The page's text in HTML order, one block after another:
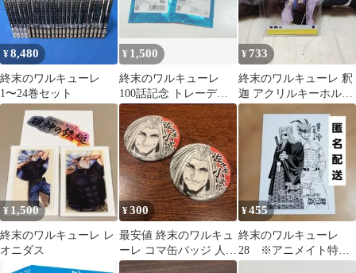
¥8,480
終末のワルキューレ
1〜24巻セット
¥ 1,500
終末のワルキューレ
100話記念 トレーディ
ングホログラム缶バッ
ジ vol.2
¥ 733
終末のワルキューレ 釈
迦 アクリルキーホルダ
ー
¥ 1,500
終末のワルキューレ レ
オニダス
¥300
最安値 終末のワルキュ
ーレ コマ缶バッジ 人類
ver. 佐々木小次郎 2個セ
¥455
終末のワルキューレ
28 ※アニメイト特典
のみ